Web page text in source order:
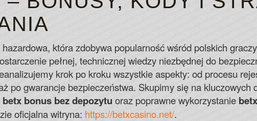
Betti the Yetti is the wild symbol and
Online Casino Gaming
która zdobywa popularność wśród polskich
pełnej, technicznej wiedzy niezbędnej do
krok po kroku wszystkie aspekty: od procesu
po gwarancje bezpieczeństwa. Skupimy się na kluczowych
betx bonus bez depozytuoraz poprawne wykorzystanie
oficjalna witryna: https://betxcasino.net/.